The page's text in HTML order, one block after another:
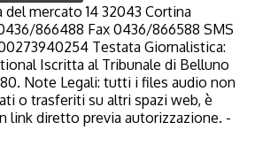
del mercato 14 32043 Cortina
866488 Fax 0436/866588 SMS
Testata Giornalistica:
Iscritta al Tribunale di Belluno
Note Legali: tutti i files audio non
o trasferiti su altri spazi web, è
link diretto previa autorizzazione. -